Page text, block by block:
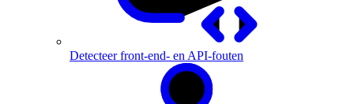
Detecteer front-end- en API-fouten